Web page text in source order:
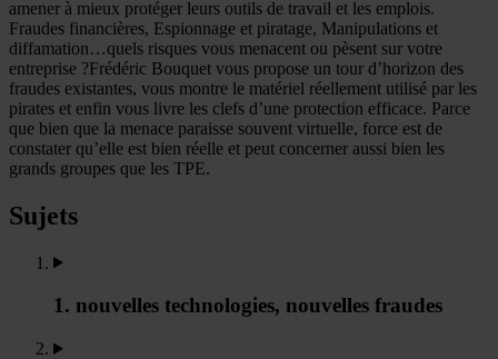
amener à mieux protéger leurs outils de travail et les emplois.
Fraudes financières, Espionnage et piratage, Manipulations et
diffamation…quels risques vous menacent ou pèsent sur votre
entreprise ?Frédéric Bouquet vous propose un tour d’horizon des
fraudes existantes, vous montre le matériel réellement utilisé par les
pirates et enfin vous livre les clefs d’une protection efficace. Parce
que bien que la menace paraisse souvent virtuelle, force est de
constater qu’elle est bien réelle et peut concerner aussi bien les
grands groupes que les TPE.
Sujets
1. nouvelles technologies, nouvelles fraudes